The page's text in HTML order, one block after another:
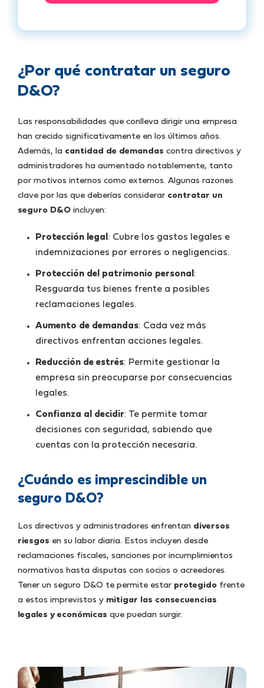
¿Por qué contratar un seguro
D&O?
Las responsabilidades que conlleva dirigir una empresa
han crecido significativamente en los últimos años.
Además, la cantidad de demandas contra directivos y
administradores ha aumentado notablemente, tanto
por motivos internos como externos. Algunas razones
clave por las que deberías considerar contratar un
seguro D&O incluyen:
Protección legal : Cubre los gastos legales e
indemnizaciones por errores o negligencias.
Protección del patrimonio personal :
Resguarda tus bienes frente a posibles
reclamaciones legales.
Aumento de demandas: Cada vez más
directivos enfrentan acciones legales.
Reducción de estrés: Permite gestionar la
empresa sin preocuparse por consecuencias
legales.
Confianza al decidir: Te permite tomar
decisiones con seguridad, sabiendo que
cuentas con la protección necesaria.
¿Cuándo es imprescindible un
seguro D&O?
Los directivos y administradores enfrentan diversos
riesgos en su labor diaria. Estos incluyen desde
reclamaciones fiscales, sanciones por incumplimientos
normativos hasta disputas con socios o acreedores.
Tener un seguro D&O te permite estar protegido frente
a estos imprevistos y mitigar las consecuencias
legales y económicas que puedan surgir.